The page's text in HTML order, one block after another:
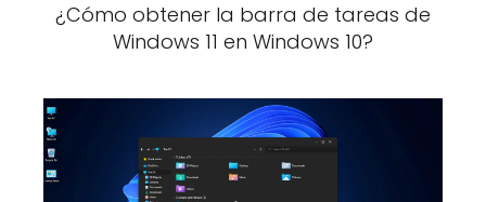
¿Cómo obtener la barra de tareas de
Windows 11 en Windows 10?